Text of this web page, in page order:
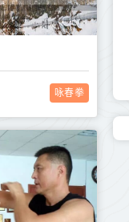
咏春拳